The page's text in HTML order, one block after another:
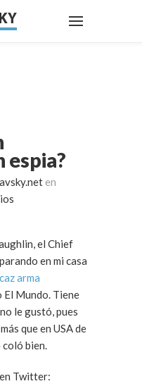
espia?
en
el Chief
en mi casa
arma
El Mundo. Tiene
le gustó, pues
que en USA de
coló bien.
Twitter: